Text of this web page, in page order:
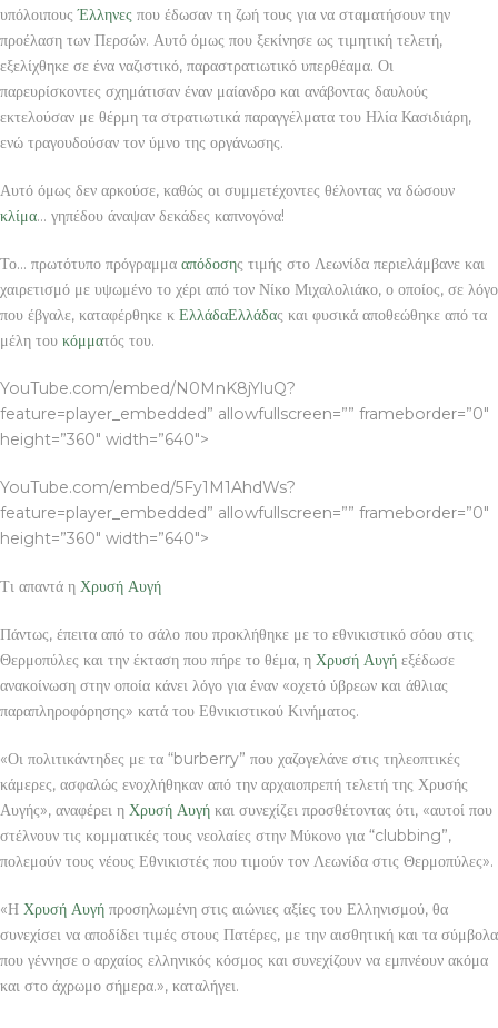
υπόλοιπουςΈλληνες που έδωσαν τη ζωή τους για να σταματήσουν την
προέλαση των Περσών. Αυτό όμως που ξεκίνησε ως τιμητική τελετή,
εξελίχθηκε σε ένα ναζιστικό, παραστρατιωτικό υπερθέαμα. Οι
παρευρίσκοντες σχημάτισαν έναν μαίανδρο και ανάβοντας δαυλούς
εκτελούσαν με θέρμη τα στρατιωτικά παραγγέλματα του Ηλία Κασιδιάρη,
ενώ τραγουδούσαν τον ύμνο της οργάνωσης.
Αυτό όμως δεν αρκούσε, καθώς οι συμμετέχοντες θέλοντας να δώσουν
κλίμα… γηπέδου άναψαν δεκάδες καπνογόνα!
Το… πρωτότυπο πρόγραμμα απόδοσης τιμής στο Λεωνίδα περιελάμβανε και
χαιρετισμό με υψωμένο το χέρι από τον Νίκο Μιχαλολιάκο, ο οποίος, σε λόγο
που έβγαλε, καταφέρθηκε κ ΕλλάδαΕλλάδας και φυσικά αποθεώθηκε από τα
μέλη του κόμματός του.
YouTube.com/embed/N0MnK8jYluQ?
feature=player_embedded” allowfullscreen=”” frameborder=”0″
height=”360″ width=”640″>
YouTube.com/embed/5Fy1M1AhdWs?
feature=player_embedded” allowfullscreen=”” frameborder=”0″
height=”360″ width=”640″>
Τι απαντά η Χρυσή Αυγή
Πάντως, έπειτα από το σάλο που προκλήθηκε με το εθνικιστικό σόου στις
Θερμοπύλες και την έκταση που πήρε το θέμα, η Χρυσή Αυγή εξέδωσε
ανακοίνωση στην οποία κάνει λόγο για έναν «οχετό ύβρεων και άθλιας
παραπληροφόρησης» κατά του Εθνικιστικού Κινήματος.
«Οι πολιτικάντηδες με τα “burberry” που χαζογελάνε στις τηλεοπτικές
κάμερες, ασφαλώς ενοχλήθηκαν από την αρχαιοπρεπή τελετή της Χρυσής
Αυγής», αναφέρει η Χρυσή Αυγή και συνεχίζει προσθέτοντας ότι, «αυτοί που
στέλνουν τις κομματικές τους νεολαίες στην Μύκονο για “clubbing”,
πολεμούν τους νέους Εθνικιστές που τιμούν τον Λεωνίδα στις Θερμοπύλες».
«Η Χρυσή Αυγή προσηλωμένη στις αιώνιες αξίες του Ελληνισμού, θα
συνεχίσει να αποδίδει τιμές στους Πατέρες, με την αισθητική και τα σύμβολα
που γέννησε ο αρχαίος ελληνικός κόσμος και συνεχίζουν να εμπνέουν ακόμα
και στο άχρωμο σήμερα.», καταλήγει.